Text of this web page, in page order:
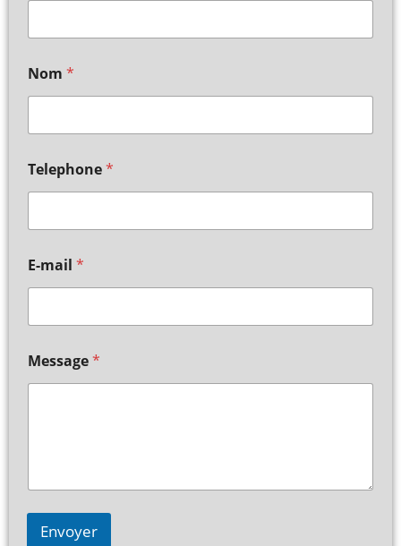
Nom *
Telephone*
E-mail *
Message*
Envoyer